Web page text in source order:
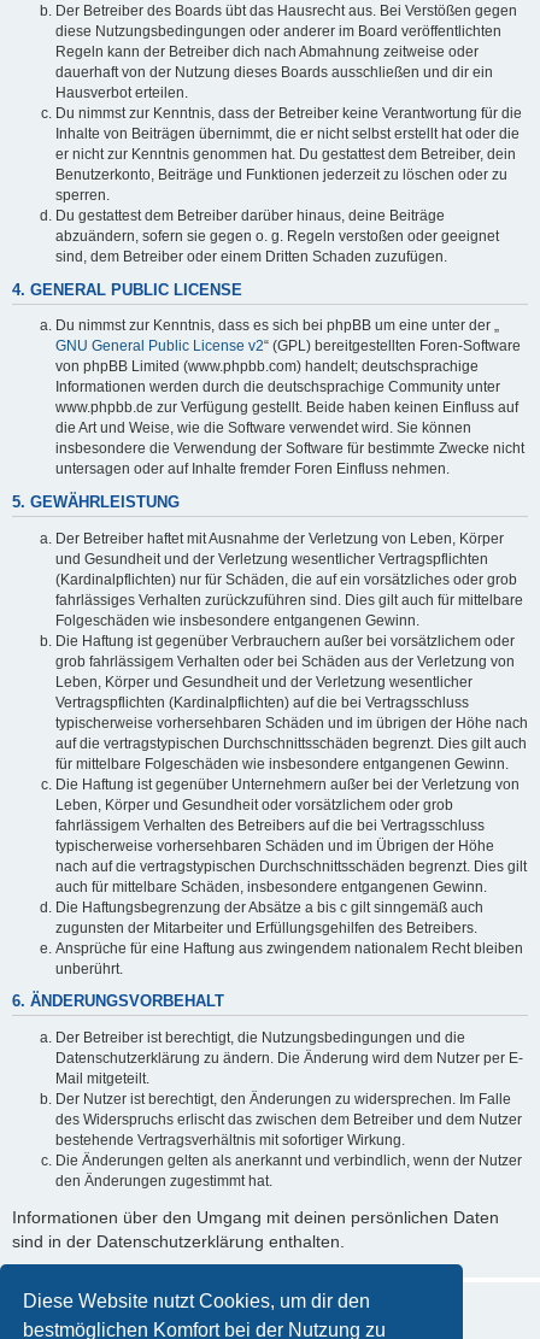
Diese Website nutzt Cookies, um dir den
bestmöglichen Komfort bei der Nutzung zu
Der Betreiber des Boards übt das Hausrecht aus. Bei Verstößen gegen
diese Nutzungsbedingungen oder anderer im Board veröffentlichten
Regeln kann der Betreiber dich nach Abmahnung zeitweise oder
dauerhaft von der Nutzung dieses Boards ausschließen und dir ein
Hausverbot erteilen.
Du nimmst zur Kenntnis, dass der Betreiber keine Verantwortung für die
Inhalte von Beiträgen übernimmt, die er nicht selbst erstellt hat oder die
er nicht zur Kenntnis genommen hat. Du gestattest dem Betreiber, dein
Benutzerkonto, Beiträge und Funktionen jederzeit zu löschen oder zu
sperren.
Du gestattest dem Betreiber darüber hinaus, deine Beiträge
abzuändern, sofern sie gegen o. g. Regeln verstoßen oder geeignet
sind, dem Betreiber oder einem Dritten Schaden zuzufügen.
4. GENERAL PUBLIC LICENSE
Du nimmst zur Kenntnis, dass es sich bei phpBB um eine unter der „
GNU General Public License v2“ (GPL) bereitgestellten Foren-Software
von phpBB Limited (www.phpbb.com) handelt; deutschsprachige
Informationen werden durch die deutschsprachige Community unter
www.phpbb.de zur Verfügung gestellt. Beide haben keinen Einfluss auf
die Art und Weise, wie die Software verwendet wird. Sie können
insbesondere die Verwendung der Software für bestimmte Zwecke nicht
untersagen oder auf Inhalte fremder Foren Einfluss nehmen.
5. GEWÄHRLEISTUNG
Der Betreiber haftet mit Ausnahme der Verletzung von Leben, Körper
und Gesundheit und der Verletzung wesentlicher Vertragspflichten
(Kardinalpflichten) nur für Schäden, die auf ein vorsätzliches oder grob
fahrlässiges Verhalten zurückzuführen sind. Dies gilt auch für mittelbare
Folgeschäden wie insbesondere entgangenen Gewinn.
Die Haftung ist gegenüber Verbrauchern außer bei vorsätzlichem oder
grob fahrlässigem Verhalten oder bei Schäden aus der Verletzung von
Leben, Körper und Gesundheit und der Verletzung wesentlicher
Vertragspflichten (Kardinalpflichten) auf die bei Vertragsschluss
typischerweise vorhersehbaren Schäden und im übrigen der Höhe nach
auf die vertragstypischen Durchschnittsschäden begrenzt. Dies gilt auch
für mittelbare Folgeschäden wie insbesondere entgangenen Gewinn.
Die Haftung ist gegenüber Unternehmern außer bei der Verletzung von
Leben, Körper und Gesundheit oder vorsätzlichem oder grob
fahrlässigem Verhalten des Betreibers auf die bei Vertragsschluss
typischerweise vorhersehbaren Schäden und im Übrigen der Höhe
nach auf die vertragstypischen Durchschnittsschäden begrenzt. Dies gilt
auch für mittelbare Schäden, insbesondere entgangenen Gewinn.
Die Haftungsbegrenzung der Absätze a bis c gilt sinngemäß auch
zugunsten der Mitarbeiter und Erfüllungsgehilfen des Betreibers.
Ansprüche für eine Haftung aus zwingendem nationalem Recht bleiben
unberührt.
6. ÄNDERUNGSVORBEHALT
Der Betreiber ist berechtigt, die Nutzungsbedingungen und die
Datenschutzerklärung zu ändern. Die Änderung wird dem Nutzer per E-
Mail mitgeteilt.
Der Nutzer ist berechtigt, den Änderungen zu widersprechen. Im Falle
des Widerspruchs erlischt das zwischen dem Betreiber und dem Nutzer
bestehende Vertragsverhältnis mit sofortiger Wirkung.
Die Änderungen gelten als anerkannt und verbindlich, wenn der Nutzer
den Änderungen zugestimmt hat.
Informationen über den Umgang mit deinen persönlichen Daten
sind in der Datenschutzerklärung enthalten.